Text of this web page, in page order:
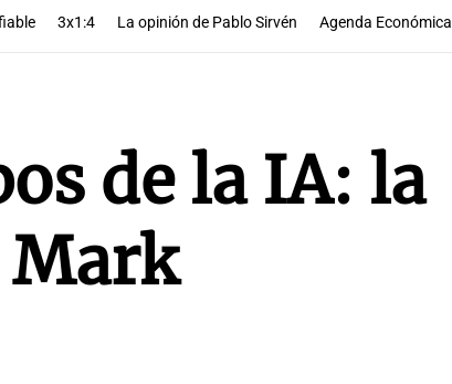
3x1:4 La opinión de Pablo Sirvén Agenda Económica
de la IA: la
Mark